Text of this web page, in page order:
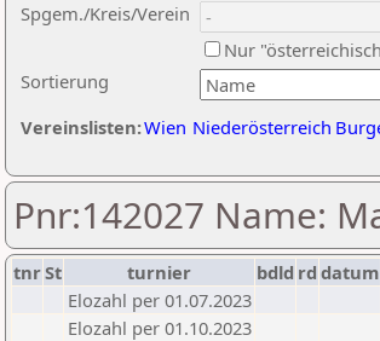
Sortierung
Spgem./Kreis/Verein
Nur
Vereinslisten:Wien Niederösterreich
Pnr:142027 Name:
tnrSt turnier bdld rd datum
Elozahl per 01.07.2023
Elozahl per 01.10.2023